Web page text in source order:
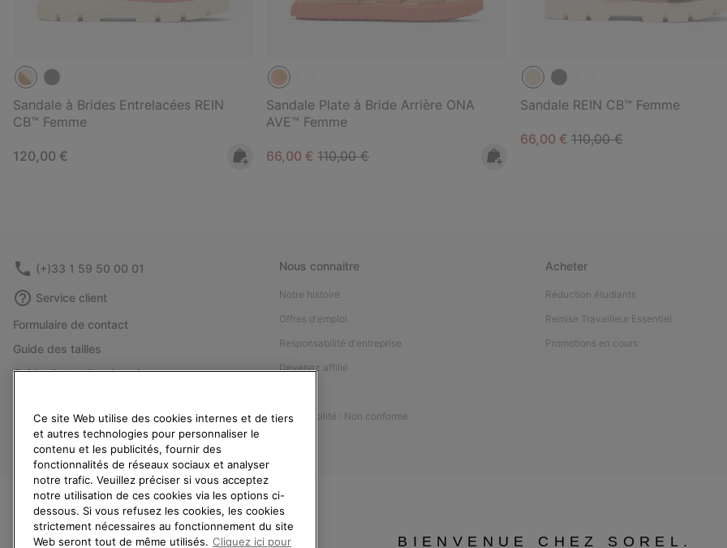
Sandale à Brides Entrelacées REIN
CB™ Femme
Regular price:
120,00 €
Sandale Plate à Bride Arrière ONA
AVE™ Femme
Sale price:
66,00 €Regular price:
110,00 €
Sandale REIN CB™ Femme
Sale price:
66,00 € Regular price:
110,00 €
(+)33 1 59 50 00 01
Service client
Formulaire de contact
Guide des tailles
Guide d'entretien des chaussures
Rétractation
Statut de la commande
Livraison
Paiement
Questions fréquentes
Nous connaitre
Notre histoire
Offres d'emploi
Responsabilité d'entreprise
Devenez affilié
Accessibilité : Non conforme
Acheter
Réduction étudiants
Remise Travailleur Essentiel
Promotions en cours
BIENVENUE CHEZ SOREL.
Ce site Web utilise des cookies internes et de tiers
et autres technologies pour personnaliser le
contenu et les publicités, fournir des
fonctionnalités de réseaux sociaux et analyser
notre trafic. Veuillez préciser si vous acceptez
notre utilisation de ces cookies via les options ci-
dessous. Si vous refusez les cookies, les cookies
strictement nécessaires au fonctionnement du site
Web seront tout de même utilisés. Cliquez ici pour